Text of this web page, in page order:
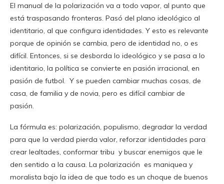
El manual de la polarización va a todo vapor, al punto que
está traspasando fronteras. Pasó del plano ideológico al
identitario, al que configura identidades. Y esto es relevante
porque de opinión se cambia, pero de identidad no, o es
difícil. Entonces, si se desborda lo ideológico y se pasa a lo
identitario, la política se convierte en pasión irracional, en
pasión de futbol. Y se pueden cambiar muchas cosas, de
casa, de familia y de novia, pero es difícil cambiar de
pasión.
La fórmula es: polarización, populismo, degradar la verdad
para que la verdad pierda valor, reforzar identidades para
crear lealtades, conformar tribu y buscar enemigos que le
den sentido a la causa. La polarización es maniquea y
moralista bajo la idea de que todo es un choque de buenos